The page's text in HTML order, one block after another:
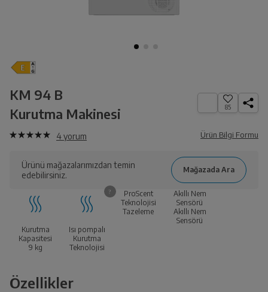
KM 94 B
Kurutma Makinesi
85
4yorum Ürün Bilgi Formu
Ürünü mağazalarımızdan temin
edebilirsiniz.
Kurutma
Kapasitesi
9 kg
Isı pompalı
Kurutma
Teknolojisi
ProScent
Teknolojisi
Tazeleme
Akıllı Nem
Sensörü
Akıllı Nem
Sensörü
Özellikler